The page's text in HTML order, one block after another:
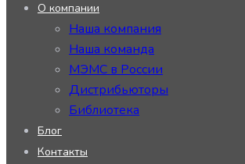
О компании
Наша компания
Наша команда
МЭМС в России
Дистрибьюторы
Библиотека
Блог
Контакты